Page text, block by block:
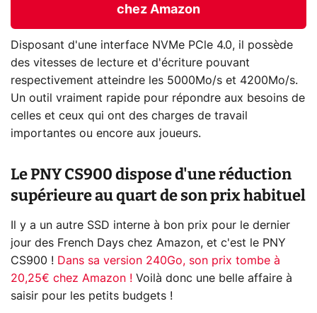
chez Amazon
Disposant d'une interface NVMe PCle 4.0, il possède
des vitesses de lecture et d'écriture pouvant
respectivement atteindre les 5000Mo/s et 4200Mo/s.
Un outil vraiment rapide pour répondre aux besoins de
celles et ceux qui ont des charges de travail
importantes ou encore aux joueurs.
Le PNY CS900 dispose d'une réduction
supérieure au quart de son prix habituel
Il y a un autre SSD interne à bon prix pour le dernier
jour des French Days chez Amazon, et c'est le PNY
CS900 ! Dans sa version 240Go, son prix tombe à
20,25€ chez Amazon ! Voilà donc une belle affaire à
saisir pour les petits budgets !